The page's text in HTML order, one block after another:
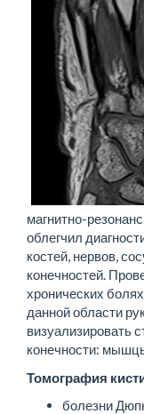
магнитно-
облегчил
костей, нервов,
конечностей.
хронических
данной области
визуализировать
конечности:
Томография
болезни